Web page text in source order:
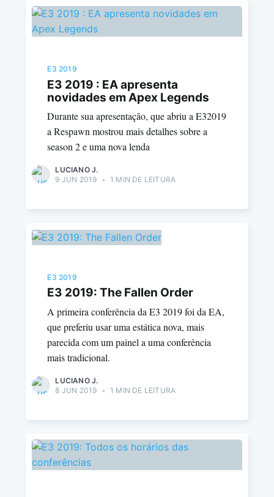
E3 2019
E3 2019 : EA apresenta
novidades em Apex Legends
Durante sua apresentação, que abriu a E32019
a Respawn mostrou mais detalhes sobre a
season 2 e uma nova lenda
LUCIANO J.
9 JUN 2019 • 1 MIN DE LEITURA
E3 2019
E3 2019: The Fallen Order
A primeira conferência da E3 2019 foi da EA,
que preferiu usar uma estática nova, mais
parecida com um painel a uma conferência
mais tradicional.
LUCIANO J.
8 JUN 2019 • 1 MIN DE LEITURA